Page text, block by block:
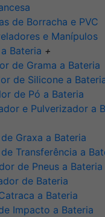
de Borracha e PVC
e Manípulos
Bateria +
de Grama a Bateria
de Silicone a
de Pó a Bateria
e Pulverizador a
Graxa a Bateria
Transferência a
de Pneus a Bateria
de Bateria
a Bateria
Impacto a Bateria